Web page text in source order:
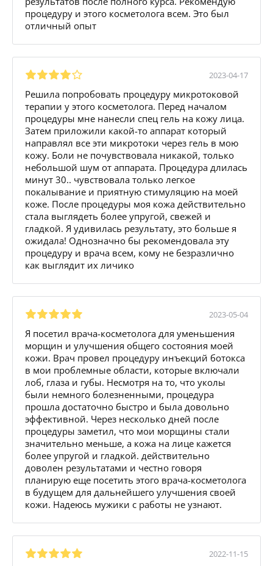
процедуру и этого косметолога всем. Это был
отличный опыт
2023-04-17
Решила попробовать процедуру микротоковой
терапии у этого косметолога. Перед началом
процедуры мне нанесли спец гель на кожу лица.
Затем приложили какой-то аппарат который
направлял все эти микротоки через гель в мою
кожу. Боли не почувствовала никакой, только
небольшой шум от аппарата. Процедура длилась
минут 30.. чувствовала только легкое
покалывание и приятную стимуляцию на моей
коже. После процедуры моя кожа действительно
стала выглядеть более упругой, свежей и
гладкой. Я удивилась результату, это больше я
ожидала! Однозначно бы рекомендовала эту
процедуру и врача всем, кому не безразлично
как выглядит их личико
2023-05-04
Я посетил врача-косметолога для уменьшения
морщин и улучшения общего состояния моей
кожи. Врач провел процедуру инъекций ботокса
в мои проблемные области, которые включали
лоб, глаза и губы. Несмотря на то, что уколы
были немного болезненными, процедура
прошла достаточно быстро и была довольно
эффективной. Через несколько дней после
процедуры заметил, что мои морщины стали
значительно меньше, а кожа на лице кажется
более упругой и гладкой. действительно
доволен результатами и честно говоря
планирую еще посетить этого врача-косметолога
в будущем для дальнейшего улучшения своей
кожи. Надеюсь мужики с работы не узнают.
2022-11-15